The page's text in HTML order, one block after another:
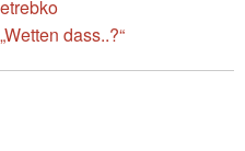
dass..?“